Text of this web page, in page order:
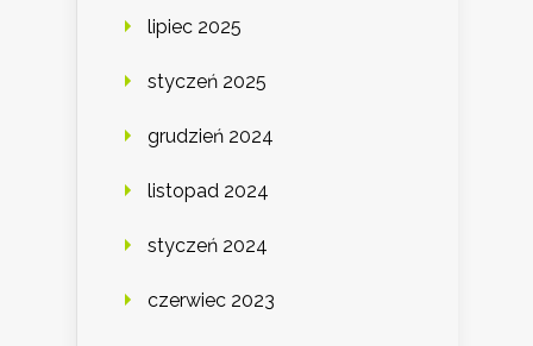
lipiec 2025
styczeń 2025
grudzień 2024
listopad 2024
styczeń 2024
czerwiec 2023